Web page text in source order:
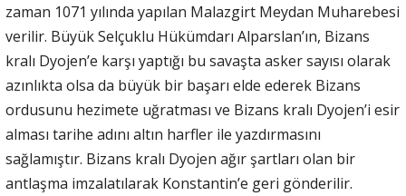
zaman 1071 yılında yapılan Malazgirt Meydan Muharebesi
verilir. Büyük Selçuklu Hükümdarı Alparslan’ın, Bizans
kralı Dyojen’e karşı yaptığı bu savaşta asker sayısı olarak
azınlıkta olsa da büyük bir başarı elde ederek Bizans
ordusunu hezimete uğratması ve Bizans kralı Dyojen’i esir
alması tarihe adını altın harfler ile yazdırmasını
sağlamıştır. Bizans kralı Dyojen ağır şartları olan bir
antlaşma imzalatılarak Konstantin’e geri gönderilir.